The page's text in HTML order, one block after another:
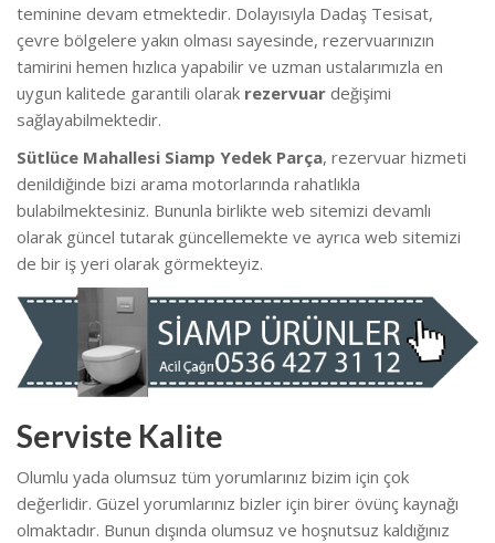
teminine devam etmektedir. Dolayısıyla Dadaş Tesisat,
çevre bölgelere yakın olması sayesinde, rezervuarınızın
tamirini hemen hızlıca yapabilir ve uzman ustalarımızla en
uygun kalitede garantili olarak rezervuar değişimi
sağlayabilmektedir.
Sütlüce Mahallesi Siamp Yedek Parça, rezervuar hizmeti
denildiğinde bizi arama motorlarında rahatlıkla
bulabilmektesiniz. Bununla birlikte web sitemizi devamlı
olarak güncel tutarak güncellemekte ve ayrıca web sitemizi
de bir iş yeri olarak görmekteyiz.
Serviste Kalite
Olumlu yada olumsuz tüm yorumlarınız bizim için çok
değerlidir. Güzel yorumlarınız bizler için birer övünç kaynağı
olmaktadır. Bunun dışında olumsuz ve hoşnutsuz kaldığınız